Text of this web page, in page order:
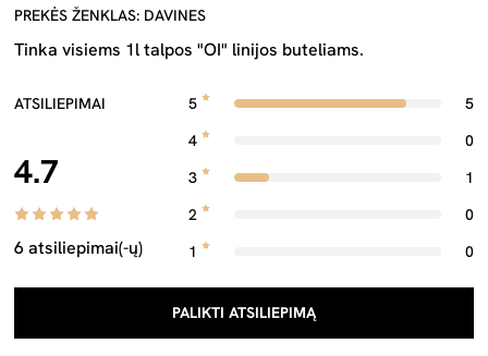
PREKĖS ŽENKLAS: DAVINES
Tinka visiems 1l talpos "OI" linijos buteliams.
ATSILIEPIMAI
4.7
6 atsiliepimai(-ų)
5
5
4
0
3
1
2
0
1
0
PALIKTI ATSILIEPIMĄ